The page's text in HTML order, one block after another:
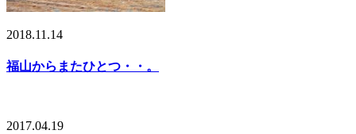
2018.11.14
福山からまたひとつ・・。
2017.04.19